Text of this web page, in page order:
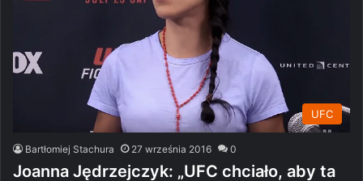
UFC
Bartłomiej Stachura 27 września 2016 0
Joanna Jędrzejczyk: „UFC chciało, aby ta